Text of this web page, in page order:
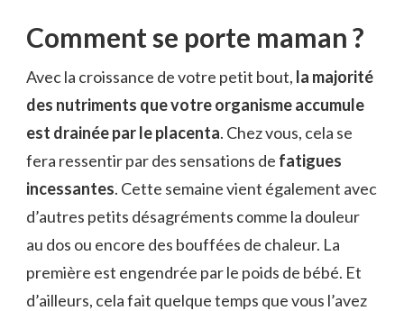
Comment se porte maman ?
Avec la croissance de votre petit bout, la majorité
des nutriments que votre organisme accumule
est drainée par le placenta. Chez vous, cela se
fera ressentir par des sensations de fatigues
incessantes. Cette semaine vient également avec
d’autres petits désagréments comme la douleur
au dos ou encore des bouffées de chaleur. La
première est engendrée par le poids de bébé. Et
d’ailleurs, cela fait quelque temps que vous l’avez